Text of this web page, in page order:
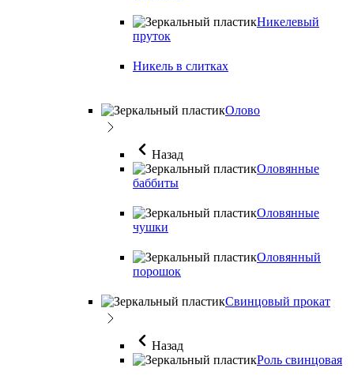
Никелевый
пруток
Никель в слитках
Олово
Назад
Оловянные
баббиты
Оловянные
чушки
Оловянный
порошок
Свинцовый прокат
Назад
Роль свинцовая